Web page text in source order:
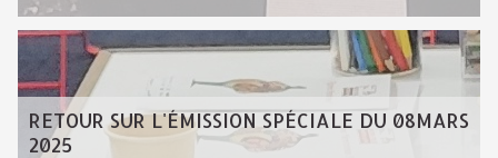
RETOUR SUR L'ÉMISSION SPÉCIALE DU 08MARS
2025